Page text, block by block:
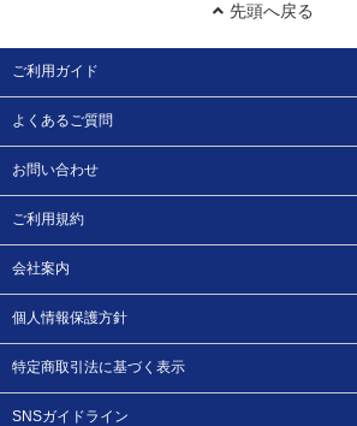
先頭へ戻る
ご利用ガイド
よくあるご質問
お問い合わせ
ご利用規約
会社案内
個人情報保護方針
特定商取引法に基づく表示
SNSガイドライン